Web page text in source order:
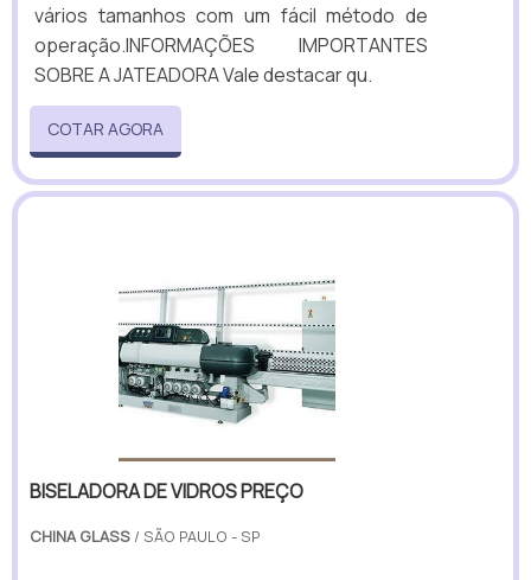
vários tamanhos com um fácil método de
operação.INFORMAÇÕES IMPORTANTES
SOBRE A JATEADORA Vale destacar qu.
COTAR AGORA
BISELADORA DE VIDROS PREÇO
CHINA GLASS / SÃO PAULO - SP